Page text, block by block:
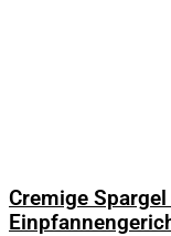
Cremige